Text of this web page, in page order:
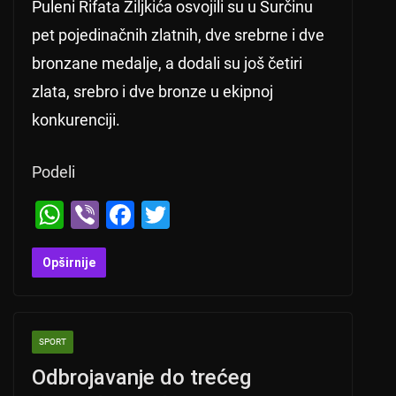
Puleni Rifata Ziljkića osvojili su u Surčinu
pet pojedinačnih zlatnih, dve srebrne i dve
bronzane medalje, a dodali su još četiri
zlata, srebro i dve bronze u ekipnoj
konkurenciji.
Podeli
W
h
at
A
p
p
Vi
b
er
F
o
Opširnije
SPORT
Odbrojavanje do trećeg